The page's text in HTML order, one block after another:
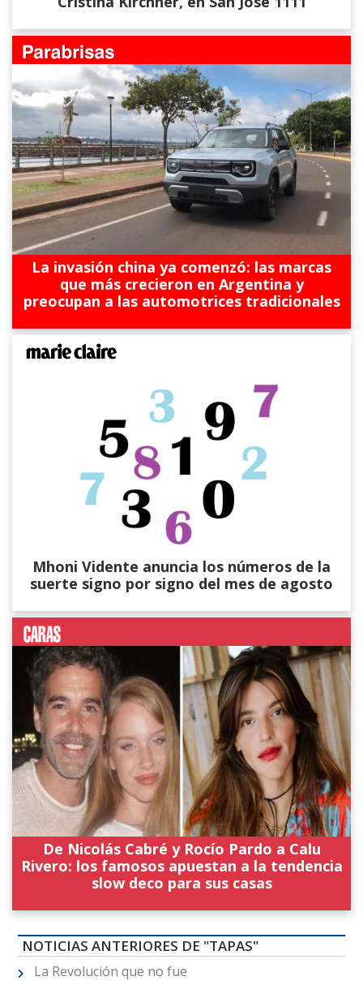
La invasión china ya comenzó: las marcas
que más crecieron en Argentina y
preocupan a las automotrices tradicionales
Mhoni Vidente anuncia los números de la
suerte signo por signo del mes de agosto
De Nicolás Cabré y Rocío Pardo a Calu
Rivero: los famosos apuestan a la tendencia
slow deco para sus casas
NOTICIAS ANTERIORES DE "TAPAS"
La Revolución que no fue